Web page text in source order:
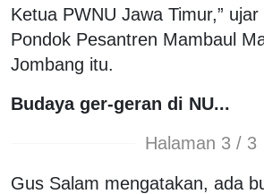
Ketua PWNU Jawa Timur,”
Pondok Pesantren Mambaul
Jombang itu.
Budaya ger-geran di NU...
Halaman 3 / 3
Gus Salam mengatakan, ada